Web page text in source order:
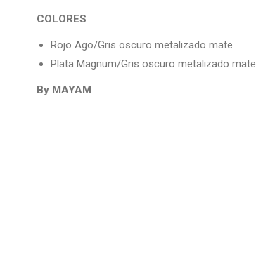
COLORES
Rojo Ago/Gris oscuro metalizado mate
Plata Magnum/Gris oscuro metalizado mate
By MAYAM